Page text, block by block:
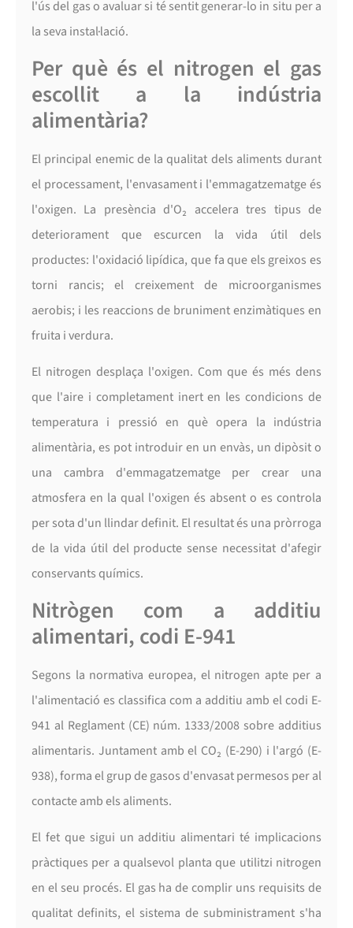
l'ús del gas o avaluar si té sentit generar-lo in situ per a
la seva instal·lació.
Per què és el nitrogen el gas
escollit a la indústria
alimentària?
El principal enemic de la qualitat dels aliments durant
el processament, l'envasament i l'emmagatzematge és
l'oxigen. La presència d'O₂ accelera tres tipus de
deteriorament que escurcen la vida útil dels
productes: l'oxidació lipídica, que fa que els greixos es
torni rancis; el creixement de microorganismes
aerobis; i les reaccions de bruniment enzimàtiques en
fruita i verdura.
El nitrogen desplaça l'oxigen. Com que és més dens
que l'aire i completament inert en les condicions de
temperatura i pressió en què opera la indústria
alimentària, es pot introduir en un envàs, un dipòsit o
una cambra d'emmagatzematge per crear una
atmosfera en la qual l'oxigen és absent o es controla
per sota d'un llindar definit. El resultat és una pròrroga
de la vida útil del producte sense necessitat d'afegir
conservants químics.
Nitrògen com a additiu
alimentari, codi E-941
Segons la normativa europea, el nitrogen apte per a
l'alimentació es classifica com a additiu amb el codi E-
941 al Reglament (CE) núm. 1333/2008 sobre additius
alimentaris. Juntament amb el CO₂ (E-290) i l'argó (E-
938), forma el grup de gasos d'envasat permesos per al
contacte amb els aliments.
El fet que sigui un additiu alimentari té implicacions
pràctiques per a qualsevol planta que utilitzi nitrogen
en el seu procés. El gas ha de complir uns requisits de
qualitat definits, el sistema de subministrament s'ha